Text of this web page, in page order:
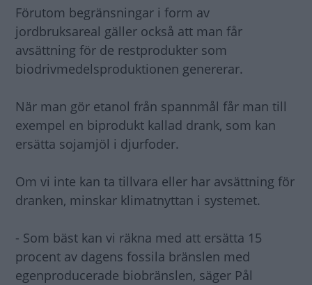
Förutom begränsningar i form av
jordbruksareal gäller också att man får
avsättning för de restprodukter som
biodrivmedelsproduktionen genererar.
När man gör etanol från spannmål får man till
exempel en biprodukt kallad drank, som kan
ersätta sojamjöl i djurfoder.
Om vi inte kan ta tillvara eller har avsättning för
dranken, minskar klimatnyttan i systemet.
- Som bäst kan vi räkna med att ersätta 15
procent av dagens fossila bränslen med
egenproducerade biobränslen, säger Pål